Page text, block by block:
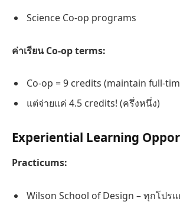
Science Co-op programs
ค่าเรียน Co-op terms:
Co-op = 9 credits (maintain full-
แต่จ่ายแค่ 4.5 credits! (ครึ่งหนึ่ง)
Experiential Learning
Practicums:
Wilson School of Design – ทุกโปร